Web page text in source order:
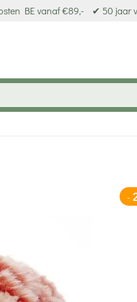
BE vanaf €89,- ✔ 50 jaar